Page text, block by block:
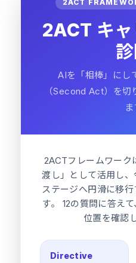
2ACT
2ACT キ
AIを「相棒」にし
（Second Act）を切
2ACTフレームワーク
渡し」として活用し
ステージへ円滑に移
す。 12の質問に答え
位置を確認
Directive